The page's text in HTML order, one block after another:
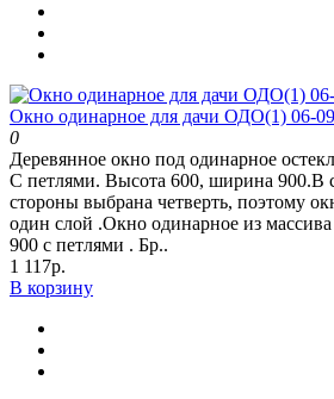
Окно одинарное для дачи ОДО(1) 06-
0
Деревянное окно под одинарное
С петлями. Высота 600, ширина 900.В
стороны выбрана четверть, поэтому
один слой .Окно одинарное из
900 с петлями . Бр..
1 117р.
В корзину